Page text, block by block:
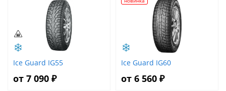
Ice Guard IG55
от 7 090 ₽
Ice Guard IG60
от 6 560 ₽